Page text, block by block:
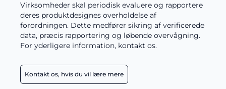
Virksomheder skal periodisk evaluere og rapportere
deres produktdesignes overholdelse af
forordningen. Dette medfører sikring af verificerede
data, præcis rapportering og løbende overvågning.
For yderligere information, kontakt os.
Kontakt os, hvis du vil lære mere